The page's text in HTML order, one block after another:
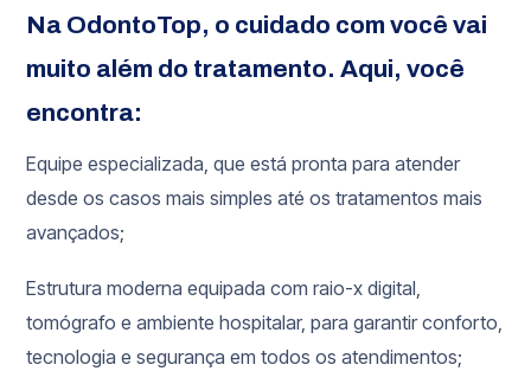
Na OdontoTop, o cuidado com você vai
muito além do tratamento. Aqui, você
encontra:
Equipe especializada, que está pronta para atender
desde os casos mais simples até os tratamentos mais
avançados;
Estrutura moderna equipada com raio-x digital,
tomógrafo e ambiente hospitalar, para garantir conforto,
tecnologia e segurança em todos os atendimentos;